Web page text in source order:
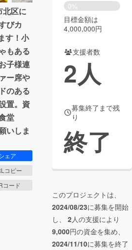
域活性化
Good
CAMPFIRE Creation
と納税machi-ya コミュニティ
北区に
びカ
す！小
もある
子様連
ー席や
のある
置。資
堂
いしま
ェア
コピー
コード
0%
目標金額は
4,000,000円
支援者数
2人
募集終了まで残
り
終了
このプロジェクトは、
2024/08/23に募集を開始
し、 2人の支援により
9,000円の資金を集め、
2024/11/10に募集を終了